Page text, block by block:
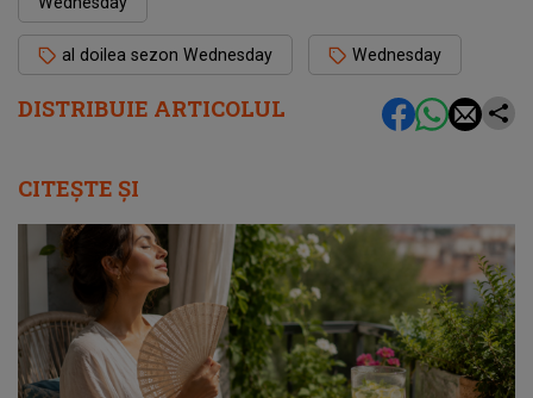
DISTRIBUIE ARTICOLUL
al doilea sezon Wednesday Wednesday
CITEȘTE ȘI